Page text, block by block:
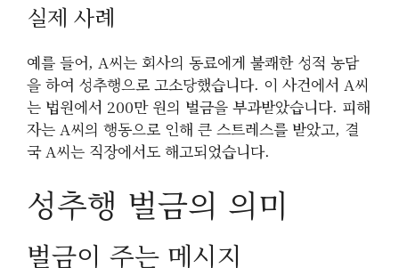
실제 사례
예를 들어, A씨는 회사의 동료에게 불쾌한 성적 농담
을 하여 성추행으로 고소당했습니다. 이 사건에서 A씨
는 법원에서 200만 원의 벌금을 부과받았습니다. 피해
자는 A씨의 행동으로 인해 큰 스트레스를 받았고, 결
국 A씨는 직장에서도 해고되었습니다.
성추행 벌금의 의미
벌금이 주는 메시지